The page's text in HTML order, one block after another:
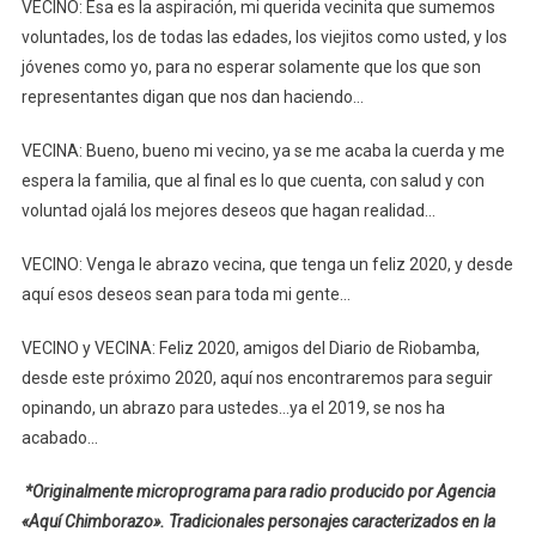
VECINO: Esa es la aspiración, mi querida vecinita que sumemos
voluntades, los de todas las edades, los viejitos como usted, y los
jóvenes como yo, para no esperar solamente que los que son
representantes digan que nos dan haciendo…
VECINA: Bueno, bueno mi vecino, ya se me acaba la cuerda y me
espera la familia, que al final es lo que cuenta, con salud y con
voluntad ojalá los mejores deseos que hagan realidad…
VECINO: Venga le abrazo vecina, que tenga un feliz 2020, y desde
aquí esos deseos sean para toda mi gente…
VECINO y VECINA: Feliz 2020, amigos del Diario de Riobamba,
desde este próximo 2020, aquí nos encontraremos para seguir
opinando, un abrazo para ustedes…ya el 2019, se nos ha
acabado…
*Originalmente microprograma para radio producido por Agencia
«Aquí Chimborazo». Tradicionales personajes caracterizados en la